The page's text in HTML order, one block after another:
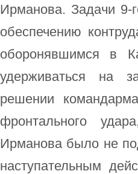
Ирманова. Задачи 9-
обеспечению
оборонявшимся в
удерживаться на
решении
фронтального
Ирманова было не
наступательным